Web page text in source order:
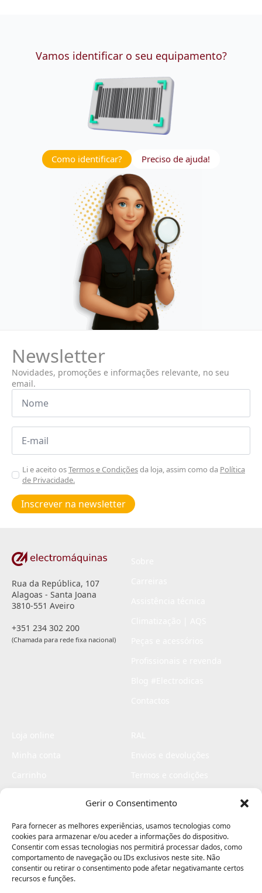
Gerir o Consentimento
Para fornecer as melhores experiências, usamos tecnologias como
cookies para armazenar e/ou aceder a informações do dispositivo.
Consentir com essas tecnologias nos permitirá processar dados, como
comportamento de navegação ou IDs exclusivos neste site. Não
consentir ou retirar o consentimento pode afetar negativamante certos
recursos e funções.
Vamos identificar o seu equipamento?
Como identificar? Preciso de ajuda!
Newsletter
Novidades, promoções e informações relevante, no seu
email.
Nome
Email
Aceitar
Poiticas
de
privacidade
Li e aceito osTermos e Condiçõesda loja, assim como da Política
de Privacidade.
Inscrever na newsletter
Rua da República, 107
Alagoas - Santa Joana
3810-551 Aveiro
+351 234 302 200
(Chamada para rede fixa nacional)
Livro de elogios